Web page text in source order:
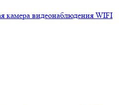
камера видеонаблюдения WIFI